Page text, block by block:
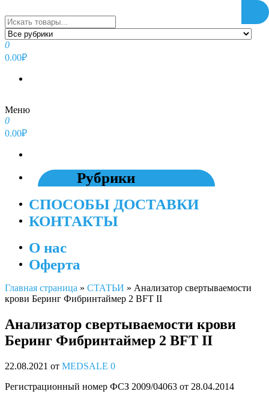
к
содержимому
0
0.00₽
Меню
0
0.00₽
Рубрики
СПОСОБЫ ДОСТАВКИ
КОНТАКТЫ
О нас
Оферта
Главная страница » СТАТЬИ » Анализатор свертываемости
крови Беринг Фибринтаймер 2 BFT II
Анализатор свертываемости крови
Беринг Фибринтаймер 2 BFT II
22.08.2021 от MEDSALE 0
Регистрационный номер ФСЗ 2009/04063 от 28.04.2014